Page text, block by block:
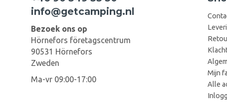
info@getcamping.nl
Bezoek ons op
Hörnefors företagscentrum
90531 Hörnefors
Zweden
Ma-vr 09:00-17:00
Mijn
Alle